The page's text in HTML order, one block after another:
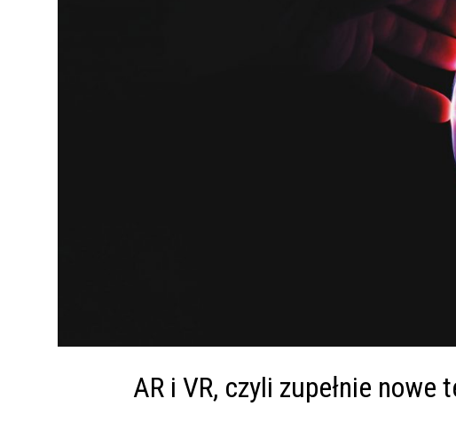
AR i VR, czyli zupełnie